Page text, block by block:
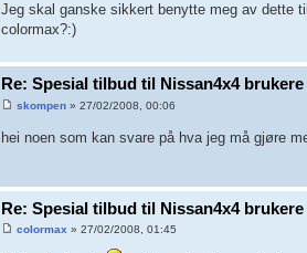
Jeg skal ganske sikkert benytte meg av dette
colormax?:)
Re: Spesial tilbud til Nissan4x4
skompen » 27/02/2008, 00:06
hei noen som kan svare på hva jeg må gjøre
Re: Spesial tilbud til Nissan4x4
colormax » 27/02/2008, 01:45